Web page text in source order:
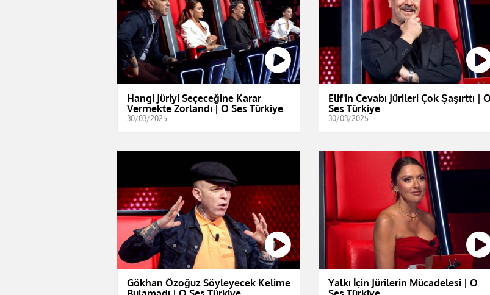
Hangi Jüriyi Seçeceğine Karar
Vermekte Zorlandı | O Ses Türkiye
30/03/2025
Elif'in Cevabı Jürileri Çok Şaşırttı | O
Ses Türkiye
30/03/2025
Gökhan Özoğuz Söyleyecek Kelime
Yalkı İçin Jürilerin Mücadelesi | O